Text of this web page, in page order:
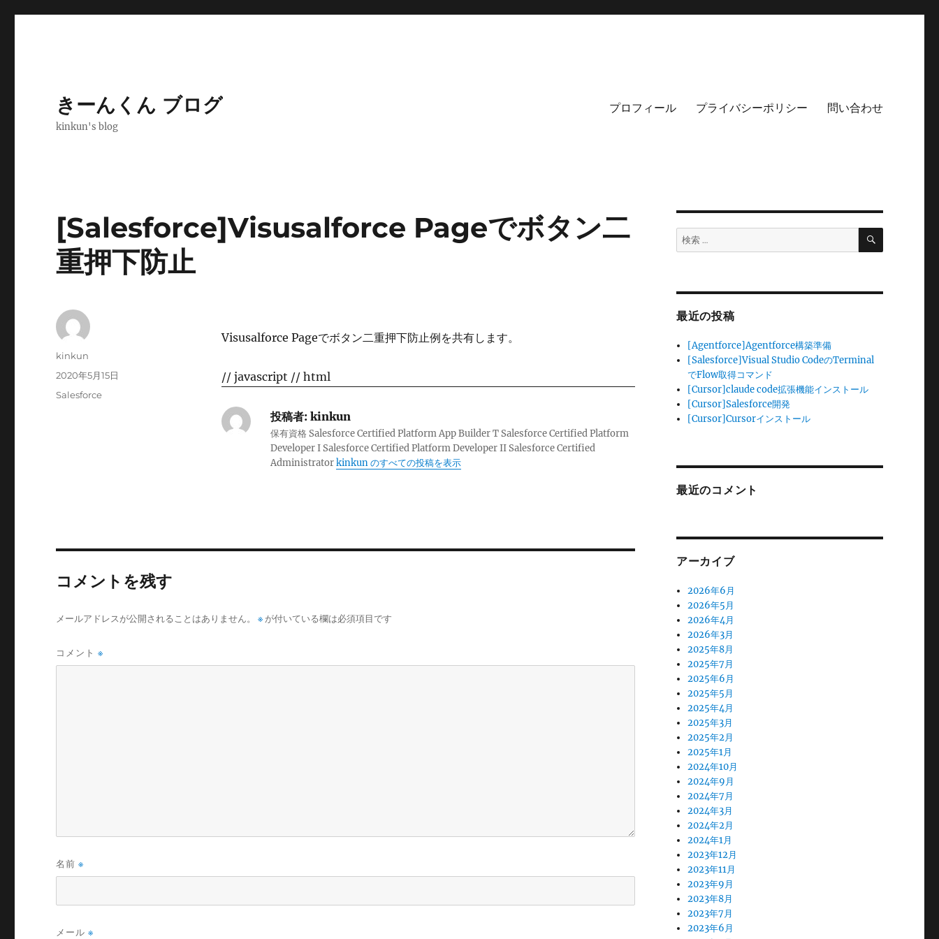
きーんくん ブログ
kinkun's blog
プロフィール プライバシーポリシー 問い合わせ
[Salesforce]Visusalforce Pageでボタン二
重押下防止
Visusalforce Pageでボタン二重押下防止例を共有します。
// javascript // html
投稿者:kinkun
保有資格 Salesforce Certified Platform App Builder T Salesforce Certified Platform
Developer I Salesforce Certified Platform Developer II Salesforce Certified
Administratorkinkun のすべての投稿を表示
投
kinkun
投
2020年5月15日
カ
Salesforce
コメントを残す
メールアドレスが公開されることはありません。 ※ が付いている欄は必須項目です
コメント※
名前※
メール※
検
索:
検
最近の投稿
[Agentforce]Agentforce構築準備
[Salesforce]Visual Studio CodeのTerminal
でFlow取得コマンド
[Cursor]claude code拡張機能インストール
[Cursor]Salesforce開発
[Cursor]Cursorインストール
最近のコメント
アーカイブ
2026年6月
2026年5月
2026年4月
2026年3月
2025年8月
2025年7月
2025年6月
2025年5月
2025年4月
2025年3月
2025年2月
2025年1月
2024年10月
2024年9月
2024年7月
2024年3月
2024年2月
2024年1月
2023年12月
2023年11月
2023年9月
2023年8月
2023年7月
2023年6月